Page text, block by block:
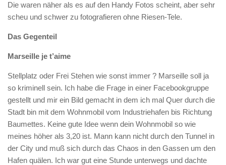
Die waren näher als es auf den Handy Fotos scheint, aber sehr
scheu und schwer zu fotografieren ohne Riesen-Tele.
Das Gegenteil
Marseille je t’aime
Stellplatz oder Frei Stehen wie sonst immer ? Marseille soll ja
so kriminell sein. Ich habe die Frage in einer Facebookgruppe
gestellt und mir ein Bild gemacht in dem ich mal Quer durch die
Stadt bin mit dem Wohnmobil vom Industriehafen bis Richtung
Baumettes. Keine gute Idee wenn dein Wohnmobil so wie
meines höher als 3,20 ist. Mann kann nicht durch den Tunnel in
der City und muß sich durch das Chaos in den Gassen um den
Hafen quälen. Ich war gut eine Stunde unterwegs und dachte